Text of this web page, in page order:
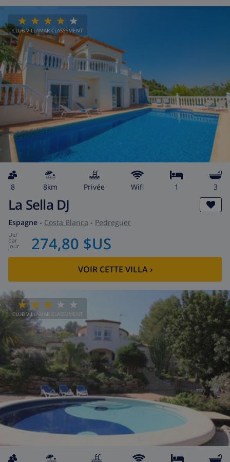
CLUB VILLAMAR CLASSEMENT
8 8km privée wifi 1 3
La Sella DJ
Espagne - Costa Blanca - Pedreguer
de/
par
jour 274,80 $US
VOIR CETTE VILLA›
CLUB VILLAMAR CLASSEMENT